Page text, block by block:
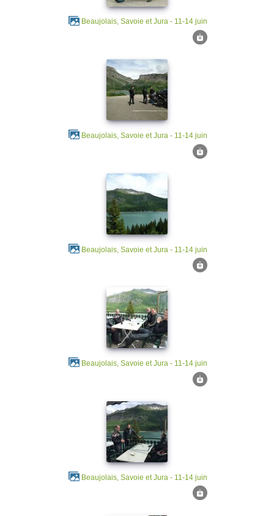
Beaujolais, Savoie et Jura - 11-14 juin
Beaujolais, Savoie et Jura - 11-14 juin
Beaujolais, Savoie et Jura - 11-14 juin
Beaujolais, Savoie et Jura - 11-14 juin
Beaujolais, Savoie et Jura - 11-14 juin